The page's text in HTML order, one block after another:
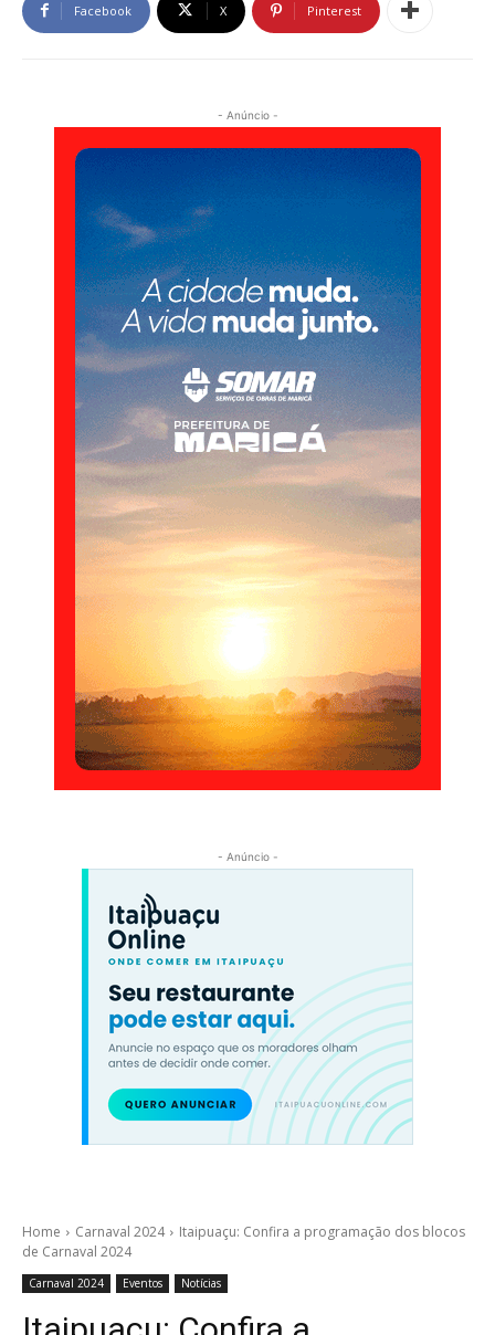
Facebook X Pinterest
- Anúncio -
- Anúncio -